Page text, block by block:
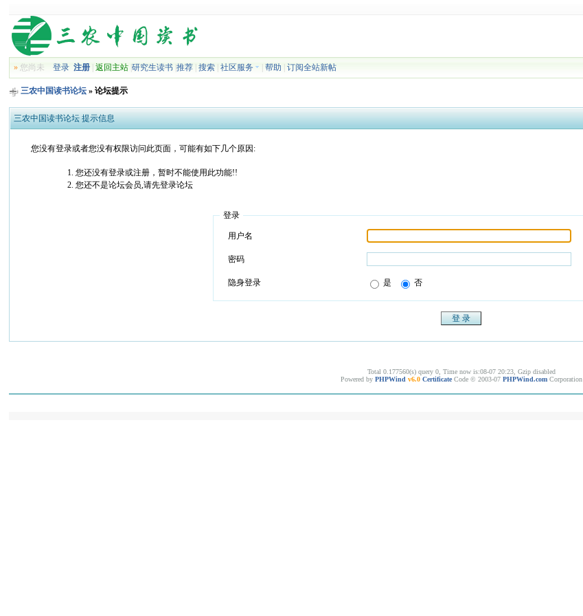
» 您尚未登录 注册 |返回主站 |研究生读书 |推荐 |搜索 |社区服务 |帮助 |订阅全站新帖
三农中国读书论坛 » 论坛提示
三农中国读书论坛 提示信息
您没有登录或者您没有权限访问此页面，可能有如下几个原因:
您还没有登录或注册，暂时不能使用此功能!!
您还不是论坛会员,请先登录论坛
登录
用户名
密码
隐身登录 是 否
Total 0.177560(s) query 0, Time now is:08-07 20:23, Gzip disabled
Powered by PHPWind v6.0 Certificate Code © 2003-07 PHPWind.com Corporation